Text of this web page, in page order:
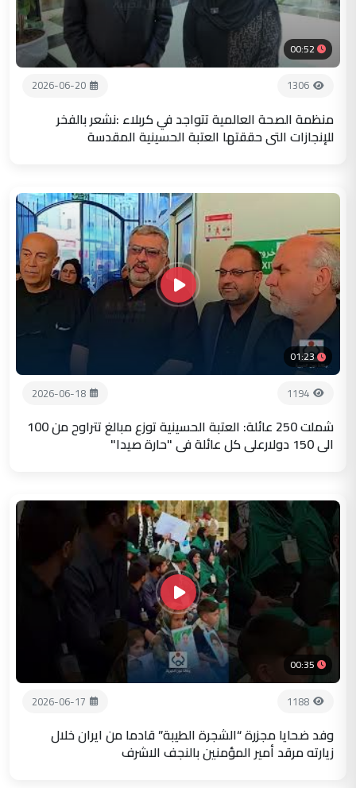
00:52
1306
2026-06-20
منظمة الصحة العالمية تتواجد في كربلاء :نشعر بالفخر
للإنجازات التي حققتها العتبة الحسينية المقدسة
01:23
1194
2026-06-18
شملت 250 عائلة: العتبة الحسينية توزع مبالغ تتراوح من 100
الى 150 دولارعلى كل عائلة في "حارة صيدا"
00:35
1188
2026-06-17
وفد ضحايا مجزرة “الشجرة الطيبة” قادما من ايران خلال
زيارته مرقد أمير المؤمنين بالنجف الاشرف